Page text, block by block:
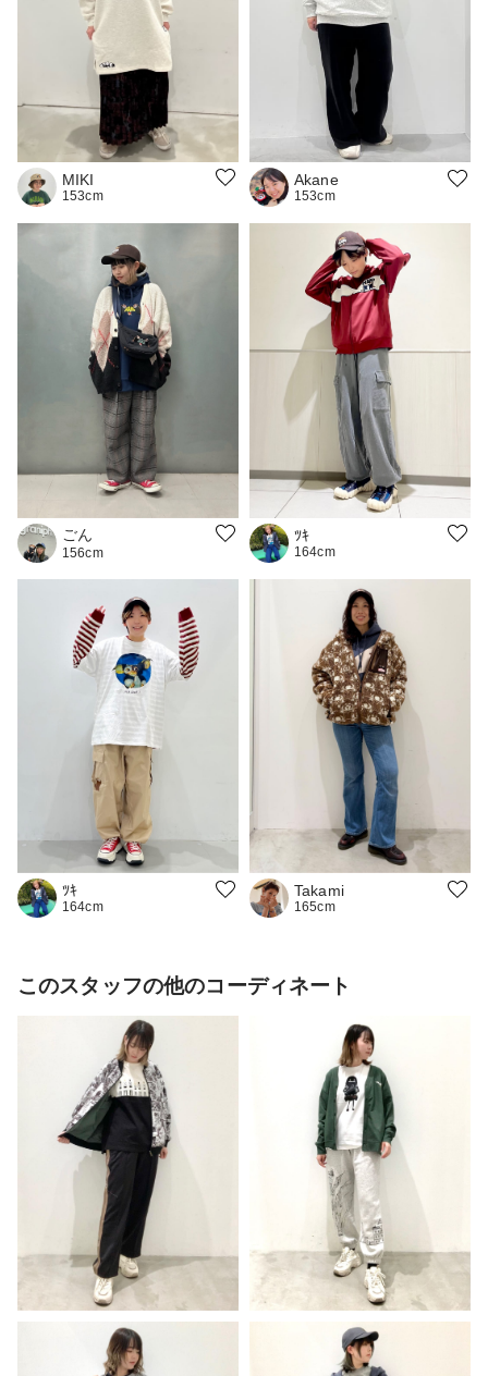
MIKI
153cm
Akane
153cm
ごん
156cm
ﾂｷ
164cm
ﾂｷ
164cm
Takami
165cm
このスタッフの他のコーディネート